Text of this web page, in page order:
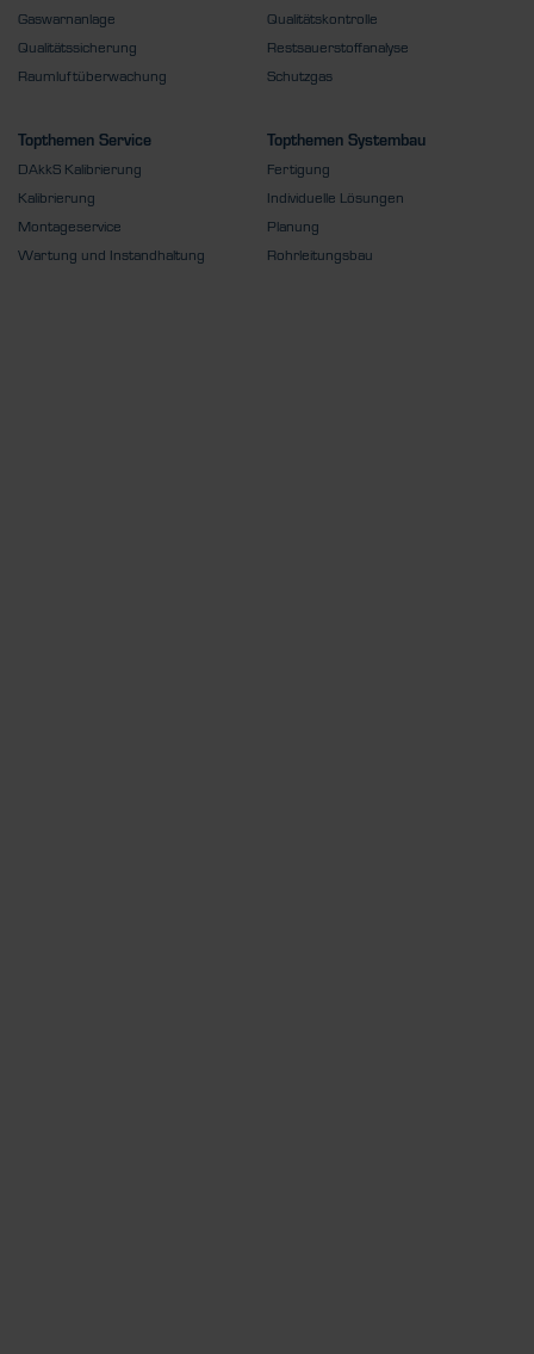
Gaswarnanlage
Qualitätssicherung
Raumluftüberwachung
Qualitätskontrolle
Restsauerstoffanalyse
Schutzgas
Topthemen Service
DAkkS Kalibrierung
Kalibrierung
Montageservice
Wartung und Instandhaltung
Topthemen Systembau
Fertigung
Individuelle Lösungen
Planung
Rohrleitungsbau